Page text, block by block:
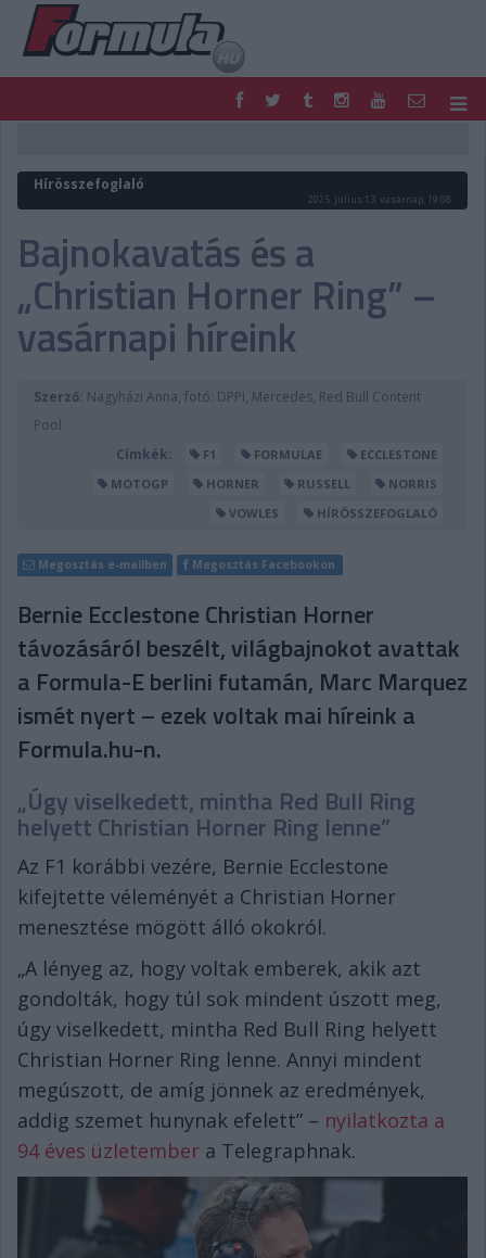
FORMULA
MOTOR
PODCAST
SHOP
LIVE
TIPPJÁTÉK
DIGITÁLIS MAGAZIN
PONTÁLLÁSOK
VERSENYNAPTÁRAK
Hírösszefoglaló
2025. július 13. vasárnap, 19:08
Bajnokavatás és a
„Christian Horner Ring” –
vasárnapi híreink
Szerző: Nagyházi Anna, fotó: DPPI, Mercedes, Red Bull Content
Pool
Címkék:
F1 FORMULAE
ECCLESTONE
MOTOGP
HORNER RUSSELL
NORRIS
VOWLES
HÍRÖSSZEFOGLALÓ
Megosztás e-mailben Megosztás Facebookon
Bernie Ecclestone Christian Horner
távozásáról beszélt, világbajnokot avattak
a Formula-E berlini futamán, Marc Marquez
ismét nyert – ezek voltak mai híreink a
Formula.hu-n.
„Úgy viselkedett, mintha Red Bull Ring
helyett Christian Horner Ring lenne”
Az F1 korábbi vezére, Bernie Ecclestone
kifejtette véleményét a Christian Horner
menesztése mögött álló okokról.
„A lényeg az, hogy voltak emberek, akik azt
gondolták, hogy túl sok mindent úszott meg,
úgy viselkedett, mintha Red Bull Ring helyett
Christian Horner Ring lenne. Annyi mindent
megúszott, de amíg jönnek az eredmények,
addig szemet hunynak efelett” – nyilatkozta a
94 éves üzletember a Telegraphnak.